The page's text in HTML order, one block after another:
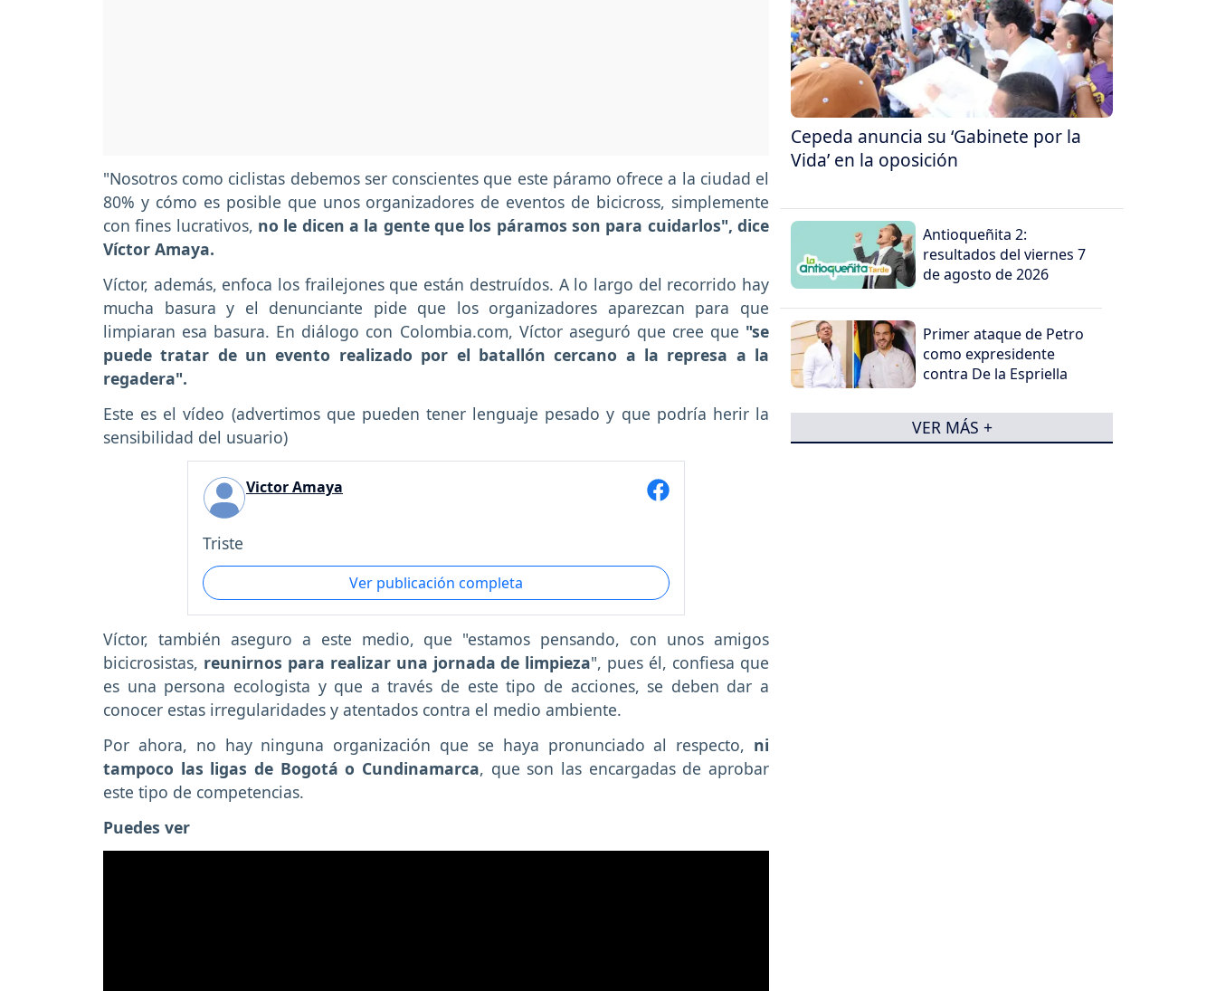
"Nosotros como ciclistas debemos ser conscientes que este páramo ofrece a la ciudad el
80% y cómo es posible que unos organizadores de eventos de bicicross, simplemente
con fines lucrativos, no le dicen a la gente que los páramos son para cuidarlos", dice
Víctor Amaya.
Víctor, además, enfoca los frailejones que están destruídos. A lo largo del recorrido hay
mucha basura y el denunciante pide que los organizadores aparezcan para que
limpiaran esa basura. En diálogo con Colombia.com, Víctor aseguró que cree que "se
puede tratar de un evento realizado por el batallón cercano a la represa a la
regadera".
Este es el vídeo (advertimos que pueden tener lenguaje pesado y que podría herir la
sensibilidad del usuario)
Victor Amaya
Triste
Ver publicación completa
Víctor, también aseguro a este medio, que "estamos pensando, con unos amigos
bicicrosistas, reunirnos para realizar una jornada de limpieza", pues él, confiesa que
es una persona ecologista y que a través de este tipo de acciones, se deben dar a
conocer estas irregularidades y atentados contra el medio ambiente.
Por ahora, no hay ninguna organización que se haya pronunciado al respecto, ni
tampoco las ligas de Bogotá o Cundinamarca, que son las encargadas de aprobar
este tipo de competencias.
Puedes ver
Cepeda anuncia su ‘Gabinete por la
Vida’ en la oposición
Antioqueñita 2:
resultados del viernes 7
de agosto de 2026
Primer ataque de Petro
como expresidente
contra De la Espriella
VER MÁS +